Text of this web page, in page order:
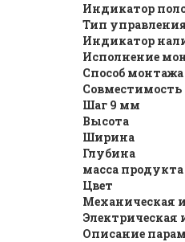
Индикатор
Тип
Индикатор
Исполнение
Способ монтажа
Совместимость
Шаг 9 мм
Высота
Ширина
Глубина
масса продукта
Цвет
Механическая
Электрическая
Описание